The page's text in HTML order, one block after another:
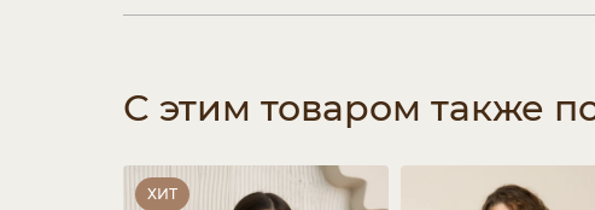
С этим товаром также
ХИТ